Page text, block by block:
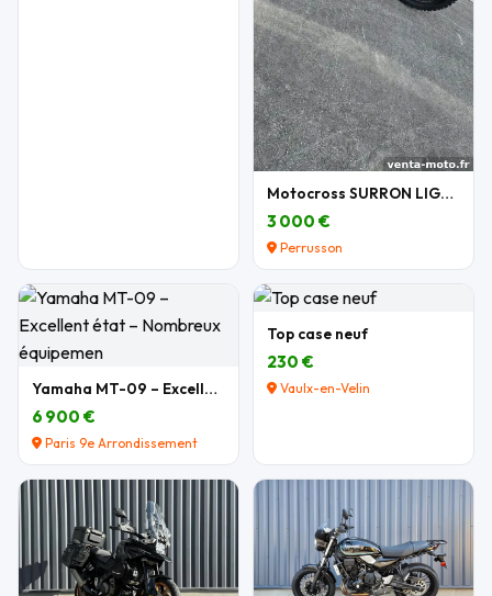
Motocross SURRON LIGHT BEE X 2026
3 000 €
Perrusson
Yamaha MT-09 – Excellent état – Nombreux équipemen
6 900 €
Paris 9e Arrondissement
Top case neuf
230 €
Vaulx-en-Velin